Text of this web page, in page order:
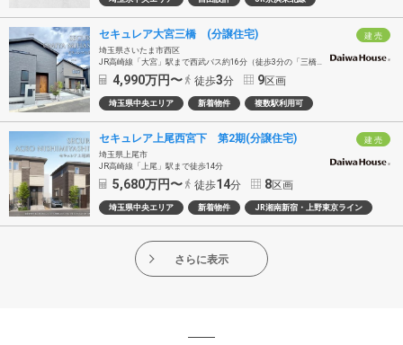
建 売
セキュレア大宮三橋 (分譲住宅)
埼玉県さいたま市西区
JR高崎線「大宮」駅まで西武バス約16分（徒歩3分の「三橋六丁目」バス停乗車）
4,990万円〜 徒歩3分 9区画
埼玉県中央エリア 新着物件 複数駅利用可
建 売
セキュレア上尾西宮下 第2期(分譲住宅)
埼玉県上尾市
JR高崎線「上尾」駅まで徒歩14分
5,680万円〜 徒歩14分 8区画
埼玉県中央エリア 新着物件 JR湘南新宿・上野東京ライン
さらに表示